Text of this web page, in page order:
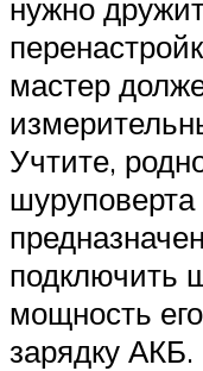
нужно
мастер
Учтите,
подключить
мощность
зарядку АКБ.